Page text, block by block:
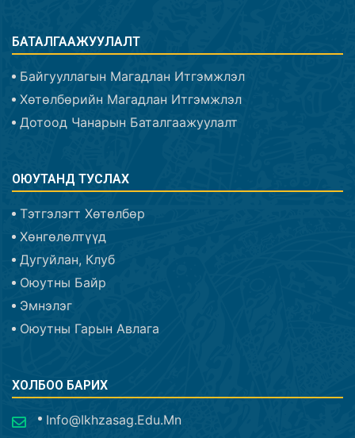
БАТАЛГААЖУУЛАЛТ
Байгууллагын Магадлан Итгэмжлэл
Хөтөлбөрийн Магадлан Итгэмжлэл
Дотоод Чанарын Баталгаажуулалт
ОЮУТАНД ТУСЛАХ
Тэтгэлэгт Хөтөлбөр
Хөнгөлөлтүүд
Дугуйлан, Клуб
Оюутны Байр
Эмнэлэг
Оюутны Гарын Авлага
ХОЛБОО БАРИХ
Info@ikhzasag.edu.mn